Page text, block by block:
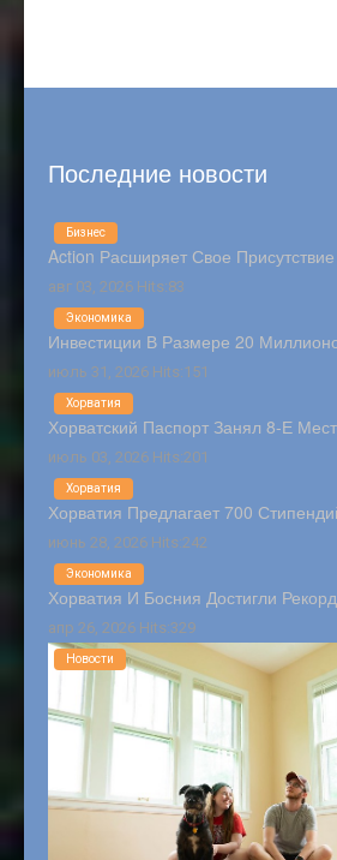
Последние новости
Action Расширяет Свое
авг 03, 2026 Hits:83
Бизнес
Инвестиции В Размере 20
июль 31, 2026 Hits:151
Экономика
Хорватский Паспорт Занял 8-Е
июль 03, 2026 Hits:201
Хорватия
Хорватия Предлагает 700
июнь 28, 2026 Hits:242
Хорватия
Хорватия И Босния Достигли
апр 26, 2026 Hits:329
Экономика
Новости